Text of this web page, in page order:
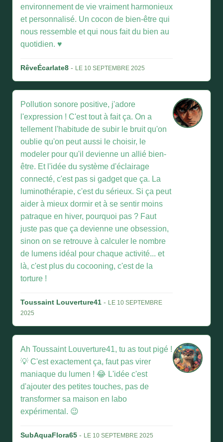
environnement de vie vraiment harmonieux
et personnalisé. Un cocon de bien-être qui
nous ressemble et qui nous fait du bien au
quotidien. ♥
RêveÉcarlate8 - LE 10 SEPTEMBRE 2025
Pollution sonore positive, j'adore
l'expression ! C'est tout à fait ça. On a
tellement l'habitude de subir le bruit qu'on
oublie qu'on peut aussi le choisir, le
modeler pour qu'il devienne un allié bien-
être. Et l'idée du système d'éclairage
connecté, c'est pas si gadget que ça. La
luminothérapie, c'est du sérieux. Si ça peut
aider à mieux dormir et à se sentir moins
patraque en hiver, pourquoi pas ? Faut
juste pas que ça devienne une obsession,
sinon on se retrouve à calculer le nombre
de lumens idéal pour chaque activité... et
là, c'est plus du cocooning, c'est de la
torture !
Toussaint Louverture41 - LE 10 SEPTEMBRE
2025
Ah Toussaint Louverture41, tu as tout pigé !
💡 C'est exactement ça, faut pas virer
maniaque du lumen ! 😂 L'idée c'est
d'ajouter des petites touches, pas de
transformer sa maison en labo
expérimental. 😉
SubAquaFlora65 - LE 10 SEPTEMBRE 2025